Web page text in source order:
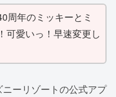
周年のミッキーとミ
可愛いっ！早速変更し
ーリゾートの公式アプ